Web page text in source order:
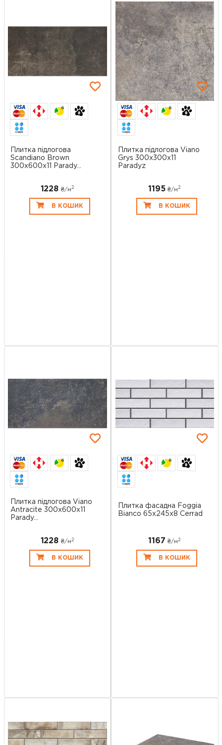
6
Плитка підлогова
Scandiano Brown
300x600x11 Parady...
1228 ₴/м 2
В КОШИК
6
Плитка підлогова Viano
Grys 300x300x11
Paradyz
1195 ₴/м2
В КОШИК
6
Плитка підлогова Viano
Antracite 300x600x11
Parady...
1228 ₴/м 2
В КОШИК
6
Плитка фасадна Foggia
Bianco 65x245x8 Cerrad
1167 ₴/м2
В КОШИК